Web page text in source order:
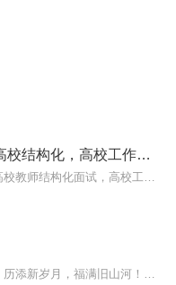
高校辅导员结构化，高校结构化，高校工作人员结构化